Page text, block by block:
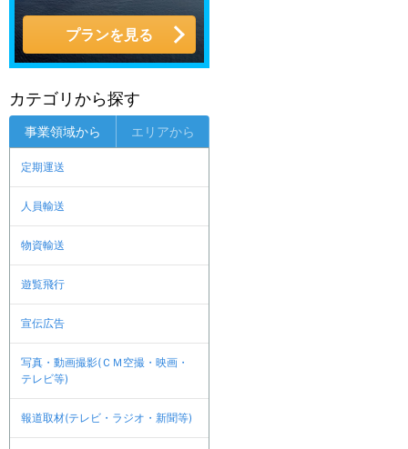
プランを見る
カテゴリから探す
事業領域から エリアから
定期運送
人員輸送
物資輸送
遊覧飛行
宣伝広告
写真・動画撮影(ＣＭ空撮・映画・
テレビ等)
報道取材(テレビ・ラジオ・新聞等)